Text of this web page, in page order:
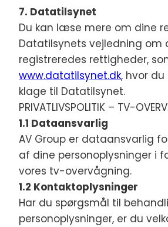
7. Datatilsynet
Du kan læse mere om dine
Datatilsynets vejledning om
registreredes rettigheder,
www.datatilsynet.dk, hvor
klage til Datatilsynet.
PRIVATLIVSPOLITIK – TV-
1.1 Dataansvarlig
AV Group er dataansvarlig
af dine personoplysninger i
vores tv-overvågning.
1.2 Kontaktoplysninger
Har du spørgsmål til
personoplysninger, er du